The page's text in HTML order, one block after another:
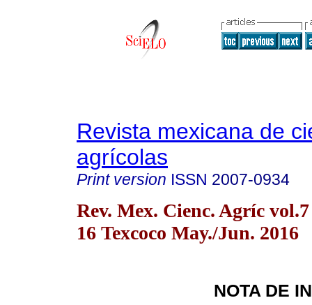
Revista mexicana de
agrícolas
Print version ISSN 2007-0934
Rev. Mex. Cienc. Agríc vol.7
16 Texcoco May./Jun. 2016
NOTA DE